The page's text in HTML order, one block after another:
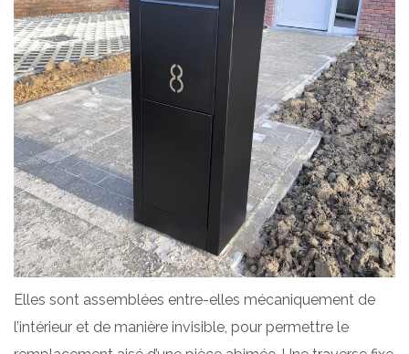
Elles sont assemblées entre-elles mécaniquement de
l’intérieur et de manière invisible, pour permettre le